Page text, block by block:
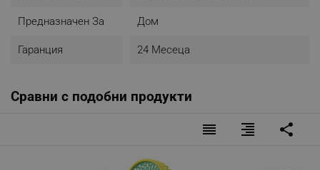
Предназначен За Дом
Гаранция 24 Месеца
Сравни с подобни продукти
reorder format_align_right share